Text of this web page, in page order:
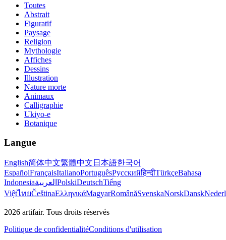
Toutes
Abstrait
Figuratif
Paysage
Religion
Mythologie
Affiches
Dessins
Illustration
Nature morte
Animaux
Calligraphie
Ukiyo-e
Botanique
Langue
English简体中文繁體中文 日本語한국어
EspañolFrançaisItalianoPortuguêsРусскийहिन्दीTürkçeBahasa
Indonesiaالعربية PolskiDeutschTiếng
ViệtไทยČeštinaΕλληνικάMagyarRomânăSvenskaNorskDansk
2026 artifair. Tous droits réservés
Politique de confidentialitéConditions d'utilisation